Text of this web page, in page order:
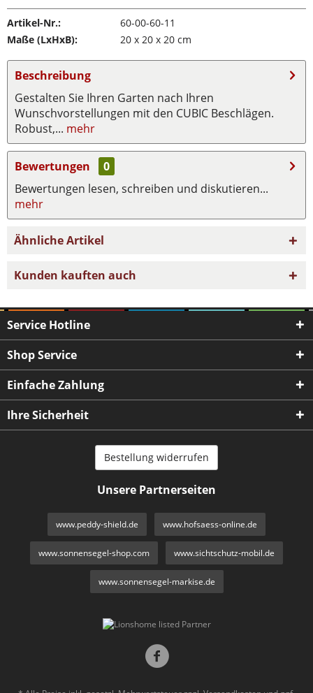
Artikel-Nr.:
60-00-60-11
Maße (LxHxB):
20 x 20 x 20 cm
Beschreibung
Gestalten Sie Ihren Garten nach Ihren
Wunschvorstellungen mit den CUBIC Beschlägen.
Robust,... mehr
Bewertungen
0
Bewertungen lesen, schreiben und diskutieren...
mehr
Ähnliche Artikel
Kunden kauften auch
Service Hotline
Shop Service
Einfache Zahlung
Ihre Sicherheit
Bestellung widerrufen
Unsere Partnerseiten
www.peddy-shield.de www.hofsaess-online.de
www.sonnensegel-shop.com www.sichtschutz-mobil.de
www.sonnensegel-markise.de